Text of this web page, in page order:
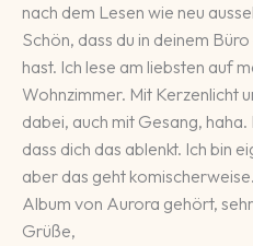
nach dem Lesen wie neu
Schön, dass du in deinem
hast. Ich lese am liebsten auf
Wohnzimmer. Mit Kerzenlicht
dabei, auch mit Gesang,
dass dich das ablenkt. Ich bin
aber das geht
Album von Aurora gehört,
Grüße,